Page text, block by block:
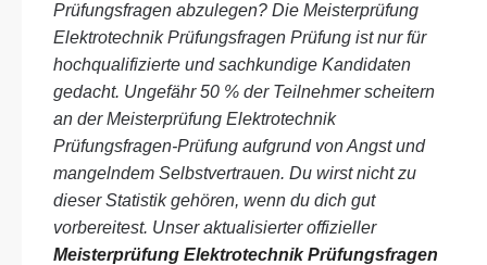
Prüfungsfragen abzulegen? Die Meisterprüfung
Elektrotechnik Prüfungsfragen Prüfung ist nur für
hochqualifizierte und sachkundige Kandidaten
gedacht. Ungefähr 50 % der Teilnehmer scheitern
an der Meisterprüfung Elektrotechnik
Prüfungsfragen-Prüfung aufgrund von Angst und
mangelndem Selbstvertrauen. Du wirst nicht zu
dieser Statistik gehören, wenn du dich gut
vorbereitest. Unser aktualisierter offizieller
Meisterprüfung Elektrotechnik Prüfungsfragen